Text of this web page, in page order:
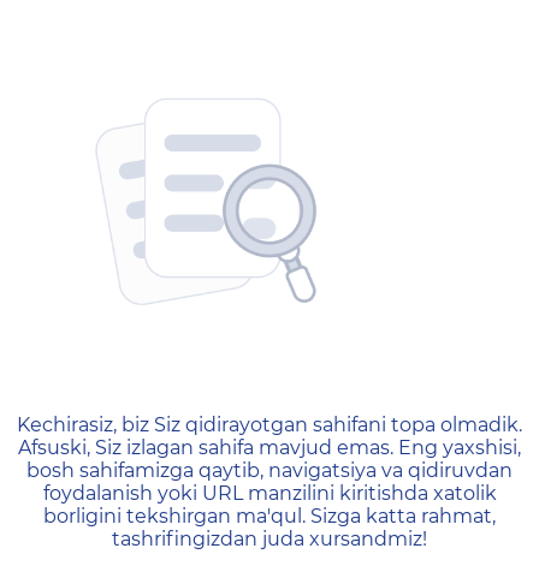
404 — Страница не
Kechirasiz, biz Siz qidirayotgan sahifani topa olmadik.
Afsuski, Siz izlagan sahifa mavjud emas. Eng yaxshisi,
bosh sahifamizga qaytib, navigatsiya va qidiruvdan
foydalanish yoki URL manzilini kiritishda xatolik
borligini tekshirgan ma'qul. Sizga katta rahmat,
tashrifingizdan juda xursandmiz!